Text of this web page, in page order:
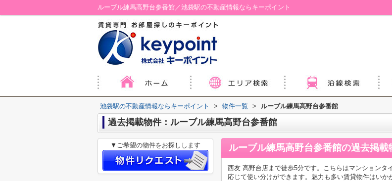
ルーブル練馬高野台参番館／池袋駅の不動産情報ならキーポイント
池袋駅の不動産情報ならキーポイント > 物件一覧 > ルーブル練馬高野台参番館
過去掲載物件：ルーブル練馬高野台参番館
ルーブル練馬高野台参番館の過去掲載
西友 高野台店まで徒歩5分です。こちらはマンション
応じて使い分けができます。魅力も多い賃貸物件はい
▼ご希望の物件をお探しします